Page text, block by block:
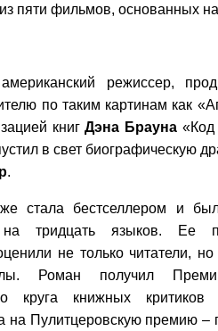
пяти фильмов, основанных
режиссер,
по таким картинам как
книгДэна Брауна
в свет биографическую
.
стала бестселлером и
на тридцать языков. Ее
не только читатели, но
Роман получил
круга книжных
на Пулитцеровскую премию